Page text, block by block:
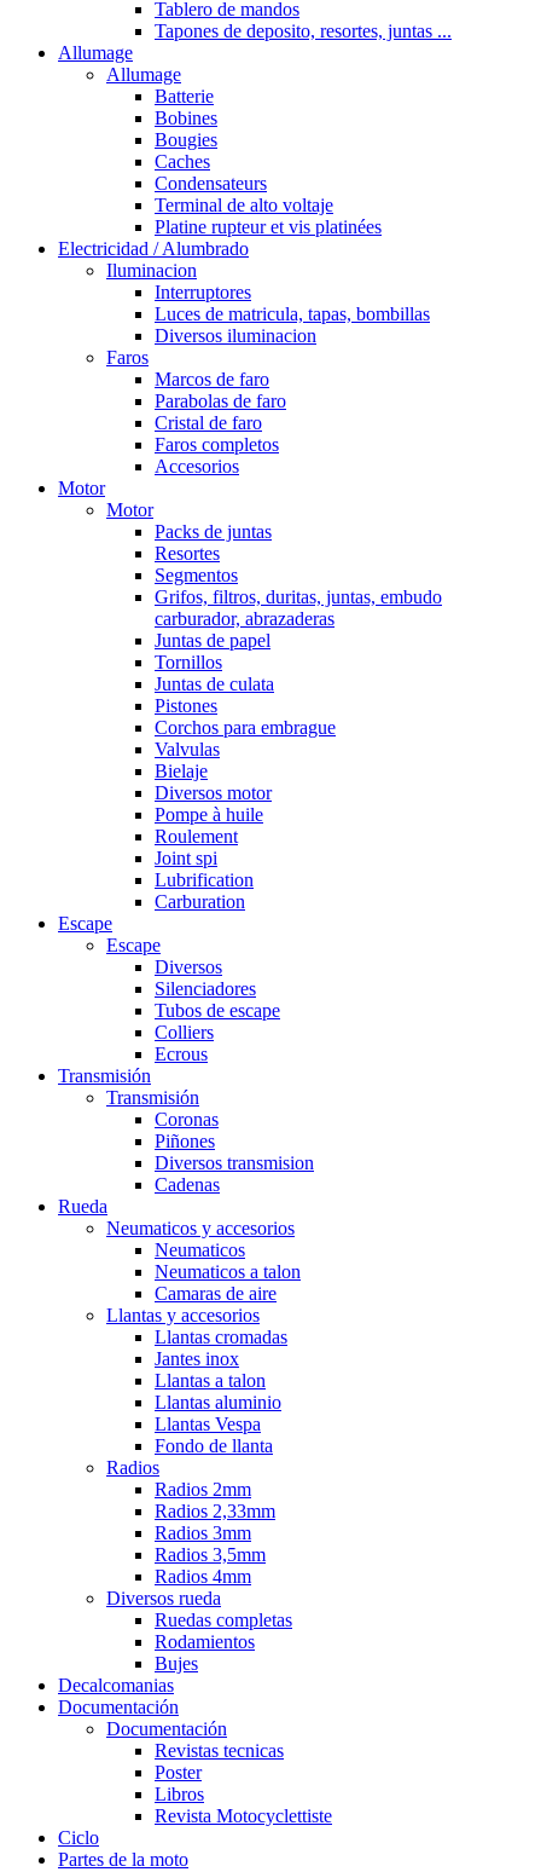
Tablero de mandos
Tapones de deposito, resortes, juntas ...
Allumage
Allumage
Batterie
Bobines
Bougies
Caches
Condensateurs
Terminal de alto voltaje
Platine rupteur et vis platinées
Electricidad / Alumbrado
Iluminacion
Interruptores
Luces de matricula, tapas, bombillas
Diversos iluminacion
Faros
Marcos de faro
Parabolas de faro
Cristal de faro
Faros completos
Accesorios
Motor
Motor
Packs de juntas
Resortes
Segmentos
Grifos, filtros, duritas, juntas, embudo
carburador, abrazaderas
Juntas de papel
Tornillos
Juntas de culata
Pistones
Corchos para embrague
Valvulas
Bielaje
Diversos motor
Pompe à huile
Roulement
Joint spi
Lubrification
Carburation
Escape
Escape
Diversos
Silenciadores
Tubos de escape
Colliers
Ecrous
Transmisión
Transmisión
Coronas
Piñones
Diversos transmision
Cadenas
Rueda
Neumaticos y accesorios
Neumaticos
Neumaticos a talon
Camaras de aire
Llantas y accesorios
Llantas cromadas
Jantes inox
Llantas a talon
Llantas aluminio
Llantas Vespa
Fondo de llanta
Radios
Radios 2mm
Radios 2,33mm
Radios 3mm
Radios 3,5mm
Radios 4mm
Diversos rueda
Ruedas completas
Rodamientos
Bujes
Decalcomanias
Documentación
Documentación
Revistas tecnicas
Poster
Libros
Revista Motocyclettiste
Ciclo
Partes de la moto